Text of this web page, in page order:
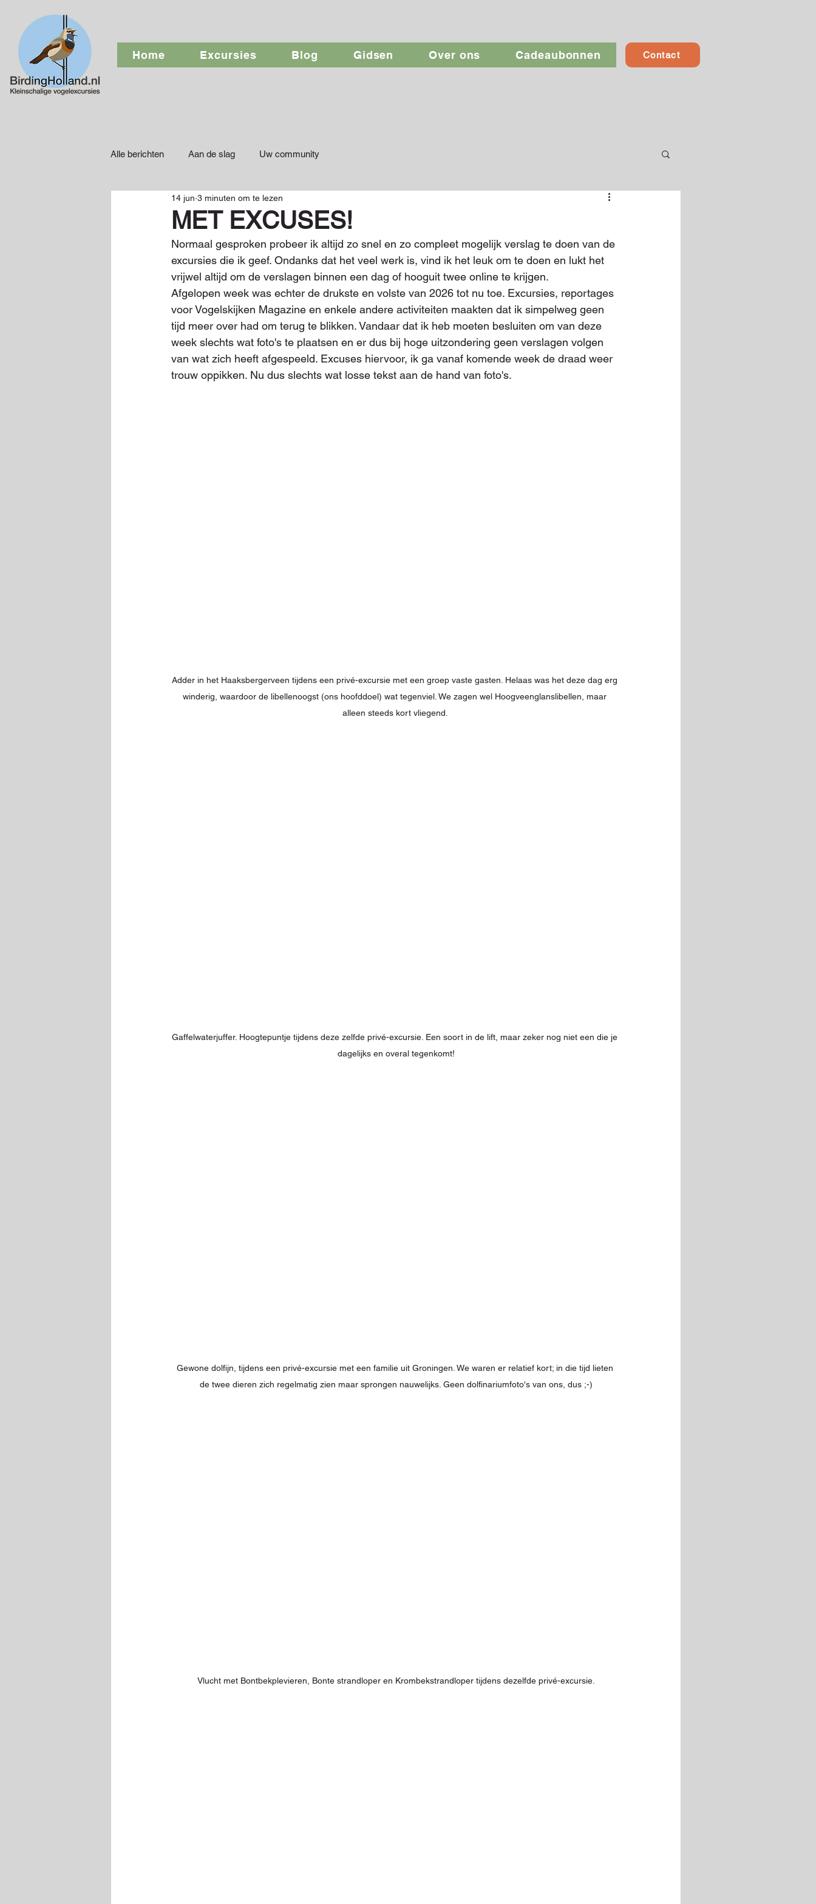
Home Excursies Blog Gidsen Over ons Cadeaubonnen Contact
Alle berichten Aan de slag Uw community
MET EXCUSES!
14 jun 3 minuten om te lezen
Normaal gesproken probeer ik altijd zo snel en zo compleet mogelijk verslag te doen van de
excursies die ik geef. Ondanks dat het veel werk is, vind ik het leuk om te doen en lukt het
vrijwel altijd om de verslagen binnen een dag of hooguit twee online te krijgen.
Afgelopen week was echter de drukste en volste van 2026 tot nu toe. Excursies, reportages
voor Vogelskijken Magazine en enkele andere activiteiten maakten dat ik simpelweg geen
tijd meer over had om terug te blikken. Vandaar dat ik heb moeten besluiten om van deze
week slechts wat foto's te plaatsen en er dus bij hoge uitzondering geen verslagen volgen
van wat zich heeft afgespeeld. Excuses hiervoor, ik ga vanaf komende week de draad weer
trouw oppikken. Nu dus slechts wat losse tekst aan de hand van foto's.
Adder in het Haaksbergerveen tijdens een privé-excursie met een groep vaste gasten. Helaas was het deze dag erg
winderig, waardoor de libellenoogst (ons hoofddoel) wat tegenviel. We zagen wel Hoogveenglanslibellen, maar
alleen steeds kort vliegend.
Gaffelwaterjuffer. Hoogtepuntje tijdens deze zelfde privé-excursie. Een soort in de lift, maar zeker nog niet een die je
dagelijks en overal tegenkomt!
Gewone dolfijn, tijdens een privé-excursie met een familie uit Groningen. We waren er relatief kort; in die tijd lieten
de twee dieren zich regelmatig zien maar sprongen nauwelijks. Geen dolfinariumfoto's van ons, dus ;-)
Vlucht met Bontbekplevieren, Bonte strandloper en Krombekstrandloper tijdens dezelfde privé-excursie.